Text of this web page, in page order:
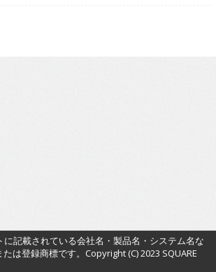
に記載されている会社名・製品名・システム名な
は登録商標です。Copyright (C) 2023 SQUARE